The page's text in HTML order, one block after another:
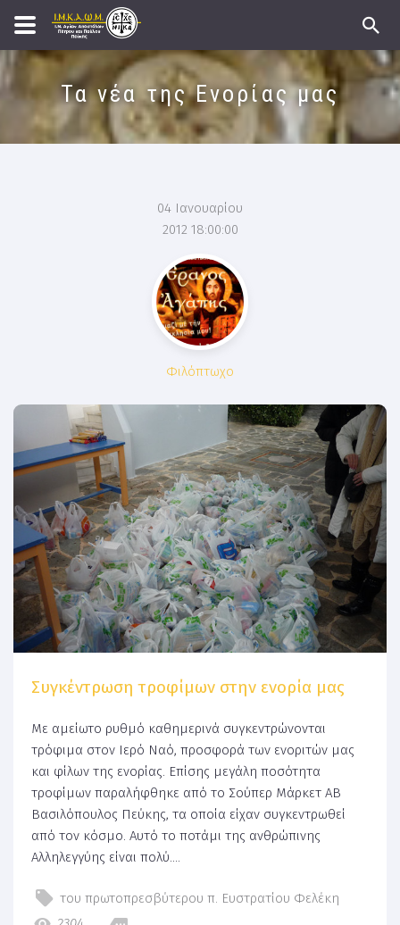
Τα νέα της Ενορίας μας
04 Ιανουαρίου
2012 18:00:00
Φιλόπτωχο
Συγκέντρωση τροφίμων στην ενορία μας
Με αμείωτο ρυθμό καθημερινά συγκεντρώνονται
τρόφιμα στον Ιερό Ναό, προσφορά των ενοριτών μας
και φίλων της ενορίας. Επίσης μεγάλη ποσότητα
τροφίμων παραλήφθηκε από το Σούπερ Μάρκετ ΑΒ
Βασιλόπουλος Πεύκης, τα οποία είχαν συγκεντρωθεί
από τον κόσμο. Αυτό το ποτάμι της ανθρώπινης
Αλληλεγγύης είναι πολύ....
του πρωτοπρεσβύτερου π. Ευστρατίου Φελέκη